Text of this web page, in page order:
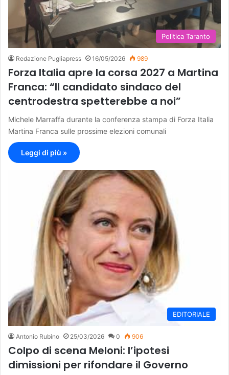
Politica Taranto
Redazione Pugliapress 16/05/2026 989
Forza Italia apre la corsa 2027 a Martina
Franca: “Il candidato sindaco del
centrodestra spetterebbe a noi”
Michele Marraffa durante la conferenza stampa di Forza Italia
Martina Franca sulle prossime elezioni comunali
Leggi di più »
EDITORIALE
Antonio Rubino 25/03/2026 0 906
Colpo di scena Meloni: l’ipotesi
dimissioni per rifondare il Governo